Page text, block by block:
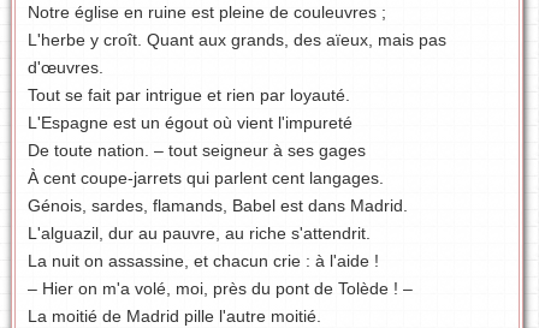
Notre église en ruine est pleine de couleuvres ;
L'herbe y croît. Quant aux grands, des aïeux, mais pas
d'œuvres.
Tout se fait par intrigue et rien par loyauté.
L'Espagne est un égout où vient l'impureté
De toute nation. – tout seigneur à ses gages
À cent coupe-jarrets qui parlent cent langages.
Génois, sardes, flamands, Babel est dans Madrid.
L'alguazil, dur au pauvre, au riche s'attendrit.
La nuit on assassine, et chacun crie : à l'aide !
– Hier on m'a volé, moi, près du pont de Tolède ! –
La moitié de Madrid pille l'autre moitié.